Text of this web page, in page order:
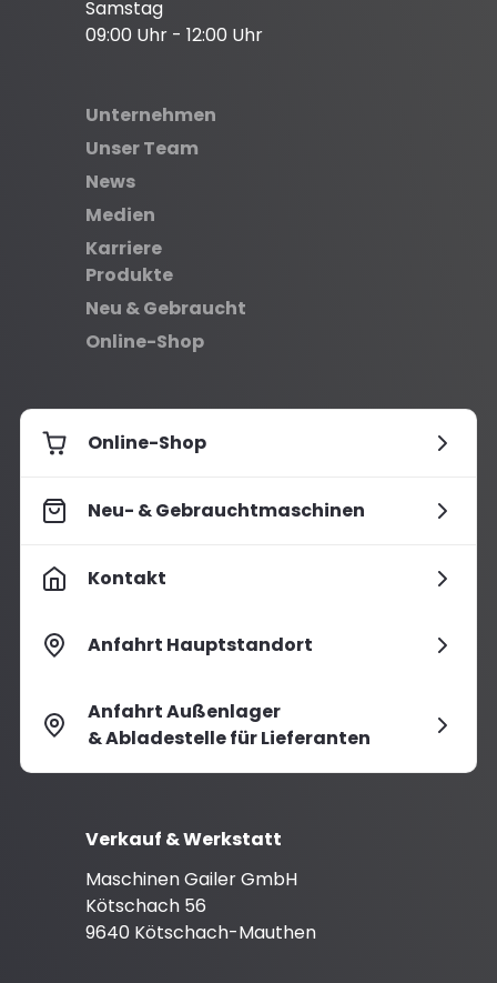
Samstag
09:00 Uhr - 12:00 Uhr
Unternehmen
Unser Team
News
Medien
Karriere
Produkte
Neu & Gebraucht
Online-Shop
Online-Shop
Neu- & Gebrauchtmaschinen
Kontakt
Anfahrt Hauptstandort
Anfahrt Außenlager
& Abladestelle für Lieferanten
Verkauf & Werkstatt
Maschinen Gailer GmbH
Kötschach 56
9640 Kötschach-Mauthen